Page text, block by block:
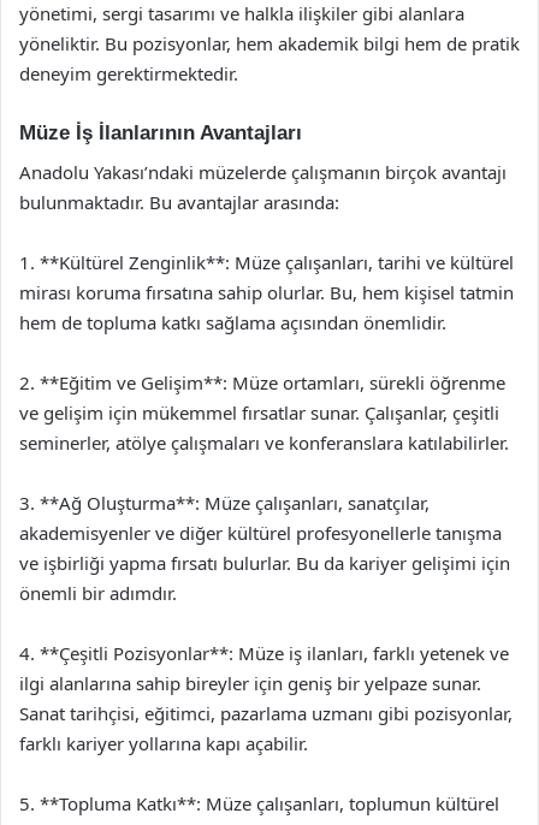
yönetimi, sergi tasarımı ve halkla ilişkiler gibi alanlara
yöneliktir. Bu pozisyonlar, hem akademik bilgi hem de pratik
deneyim gerektirmektedir.
Müze İş İlanlarının Avantajları
Anadolu Yakası’ndaki müzelerde çalışmanın birçok avantajı
bulunmaktadır. Bu avantajlar arasında:
1. **Kültürel Zenginlik**: Müze çalışanları, tarihi ve kültürel
mirası koruma fırsatına sahip olurlar. Bu, hem kişisel tatmin
hem de topluma katkı sağlama açısından önemlidir.
2. **Eğitim ve Gelişim**: Müze ortamları, sürekli öğrenme
ve gelişim için mükemmel fırsatlar sunar. Çalışanlar, çeşitli
seminerler, atölye çalışmaları ve konferanslara katılabilirler.
3. **Ağ Oluşturma**: Müze çalışanları, sanatçılar,
akademisyenler ve diğer kültürel profesyonellerle tanışma
ve işbirliği yapma fırsatı bulurlar. Bu da kariyer gelişimi için
önemli bir adımdır.
4. **Çeşitli Pozisyonlar**: Müze iş ilanları, farklı yetenek ve
ilgi alanlarına sahip bireyler için geniş bir yelpaze sunar.
Sanat tarihçisi, eğitimci, pazarlama uzmanı gibi pozisyonlar,
farklı kariyer yollarına kapı açabilir.
5. **Topluma Katkı**: Müze çalışanları, toplumun kültürel